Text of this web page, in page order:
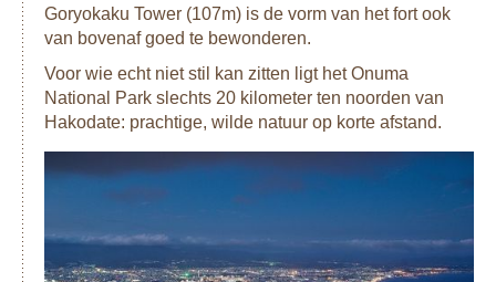
Goryokaku Tower (107m) is de vorm van het fort ook
van bovenaf goed te bewonderen.
Voor wie echt niet stil kan zitten ligt het Onuma
National Park slechts 20 kilometer ten noorden van
Hakodate: prachtige, wilde natuur op korte afstand.